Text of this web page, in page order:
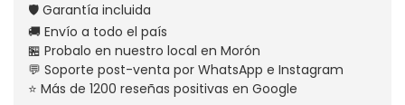
🛡️ Garantía incluida
🚚 Envío a todo el país
🏪 Probalo en nuestro local en Morón
💬 Soporte post-venta por WhatsApp e Instagram
⭐ Más de 1200 reseñas positivas en Google